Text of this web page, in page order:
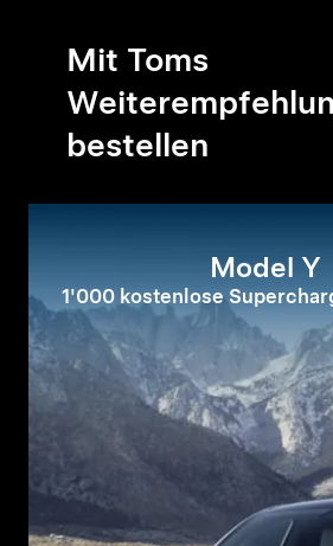
Mit Toms
bestellen
Model Y
1'000 kostenlose